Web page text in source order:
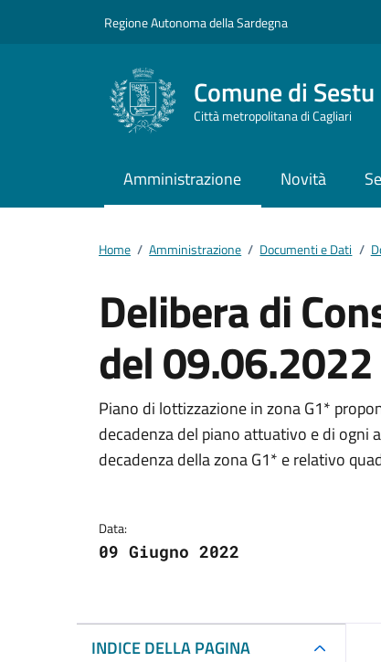
Regione Autonoma della Sardegna
Comune di Sestu
Città metropolitana di Cagliari
Amministrazione Novità
Home / Amministrazione / Documenti e Dati /
Delibera di
del 09.06.2022
Dettagli del
Piano di lottizzazione in zona G1*
decadenza del piano attuativo e di
decadenza della zona G1* e relativo
Data:
09 Giugno 2022
INDICE DELLA PAGINA